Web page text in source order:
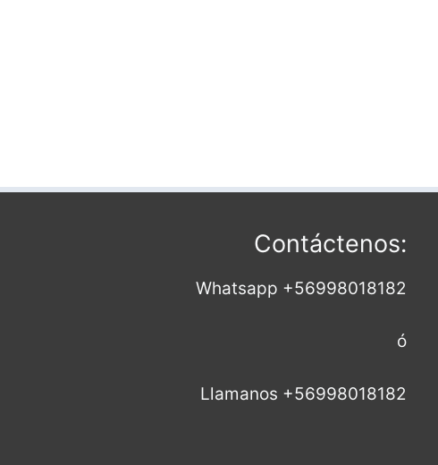
Contáctenos:
Whatsapp +56998018182
ó
Llamanos +56998018182